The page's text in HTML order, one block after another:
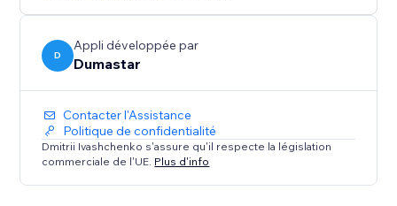
D
Appli développée par
Dumastar
Contacter l'Assistance
Politique de confidentialité
Dmitrii Ivashchenko s'assure qu'il respecte la législation
commerciale de l'UE. Plus d'info